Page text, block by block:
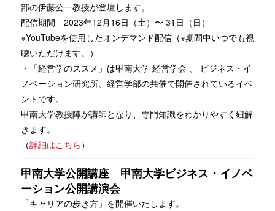
部の伊藤公一教授が登壇します。
配信期間 2023年12月16日（土）〜 31日（日）
※YouTubeを使用したオンデマンド配信（※期間中いつでも視
聴いただけます。）
・「経営学のススメ」は甲南⼤学 経営学会 、 ビジネス・イ
ノベーション研究所、経営学部の共催で開催されているイベ
ントです。
甲南大学教授陣が講師となり、専門知識をわかりやすく紐解
きます。
（詳細はこちら ）
甲南大学公開講座 甲南大学ビジネス・イノベ
ーション公開講演会
「キャリアの歩き方」を開催いたします。